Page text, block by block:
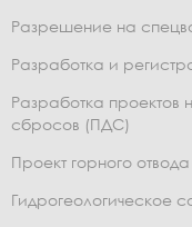
Разрешение на
Разработка и
Разработка проектов
сбросов (ПДС)
Проект горного отвода
Гидрогеологическое